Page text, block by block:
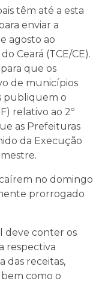
têm até a esta
enviar a
agosto ao
Ceará (TCE/CE).
que os
de municípios
publiquem o
relativo ao 2º
as Prefeituras
da Execução
no domingo
prorrogado
deve conter os
respectiva
das receitas,
bem como o